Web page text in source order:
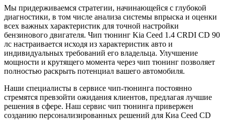
Мы придерживаемся стратегии, начинающейся с глубокой
диагностики, в том числе анализа системы впрыска и оценки
всех важных характеристик для точной настройки
бензинового двигателя. Чип тюнинг Kia Ceed 1.4 CRDI CD 90
лс настраивается исходя из характеристик авто и
индивидуальных требований его владельца. Улучшение
мощности и крутящего момента через чип тюнинг позволяет
полностью раскрыть потенциал вашего автомобиля.
Наши специалисты в сервисе чип-тюнинга постоянно
стремятся превзойти ожидания клиентов, предлагая лучшие
решения в сфере. Наш сервис чип тюнинга привержен
созданию персонализированных решений для Киа Ceed CD